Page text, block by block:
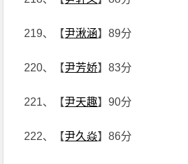
219、【尹湫涵】89分
220、【尹芳娇】83分
221、【尹天趣】90分
222、【尹久焱】86分